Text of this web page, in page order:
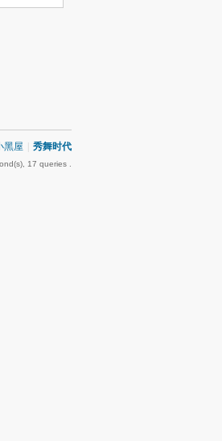
黑屋 秀舞时代
17 queries .